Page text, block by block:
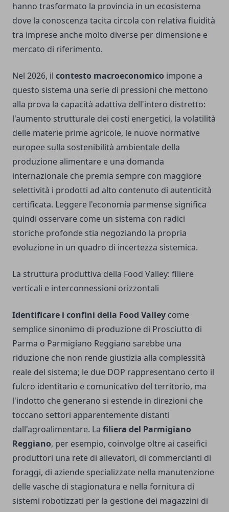
hanno trasformato la provincia in un ecosistema
dove la conoscenza tacita circola con relativa fluidità
tra imprese anche molto diverse per dimensione e
mercato di riferimento.
Nel 2026, il contesto macroeconomico impone a
questo sistema una serie di pressioni che mettono
alla prova la capacità adattiva dell'intero distretto:
l'aumento strutturale dei costi energetici, la volatilità
delle materie prime agricole, le nuove normative
europee sulla sostenibilità ambientale della
produzione alimentare e una domanda
internazionale che premia sempre con maggiore
selettività i prodotti ad alto contenuto di autenticità
certificata. Leggere l'economia parmense significa
quindi osservare come un sistema con radici
storiche profonde stia negoziando la propria
evoluzione in un quadro di incertezza sistemica.
La struttura produttiva della Food Valley: filiere
verticali e interconnessioni orizzontali
Identificare i confini della Food Valley come
semplice sinonimo di produzione di Prosciutto di
Parma o Parmigiano Reggiano sarebbe una
riduzione che non rende giustizia alla complessità
reale del sistema; le due DOP rappresentano certo il
fulcro identitario e comunicativo del territorio, ma
l'indotto che generano si estende in direzioni che
toccano settori apparentemente distanti
dall'agroalimentare. La filiera del Parmigiano
Reggiano, per esempio, coinvolge oltre ai caseifici
produttori una rete di allevatori, di commercianti di
foraggi, di aziende specializzate nella manutenzione
delle vasche di stagionatura e nella fornitura di
sistemi robotizzati per la gestione dei magazzini di